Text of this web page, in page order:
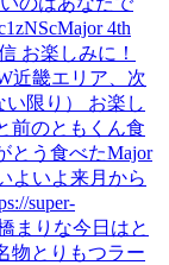
Major 4th
お楽しみに！
近畿エリア、次
い限り） お楽し
前のともくん食
とう 食べたMajor
よいよ来月から
super-
まりな今日はと
物とりもつラー